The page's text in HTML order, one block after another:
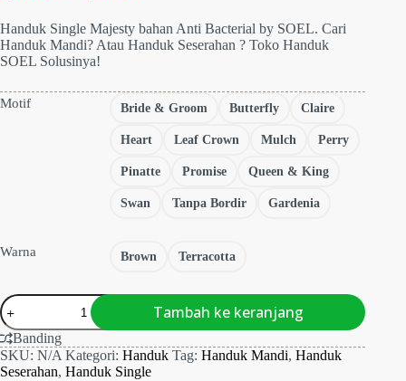
Rp164.900
hingga
Rp184.900
Handuk Single Majesty bahan Anti Bacterial by SOEL. Cari
Handuk Mandi? Atau Handuk Seserahan ? Toko Handuk
SOEL Solusinya!
Motif Bride & Groom Butterfly Claire
Heart Leaf Crown Mulch Perry
Pinatte Promise Queen & King
Swan Tanpa Bordir Gardenia
Warna Brown Terracotta
Kuantitas
Handuk
Single
Premium
Majesty
Tambah ke keranjang
Banding
SKU: N/A Kategori: Handuk Tag: Handuk Mandi, Handuk
Seserahan, Handuk Single